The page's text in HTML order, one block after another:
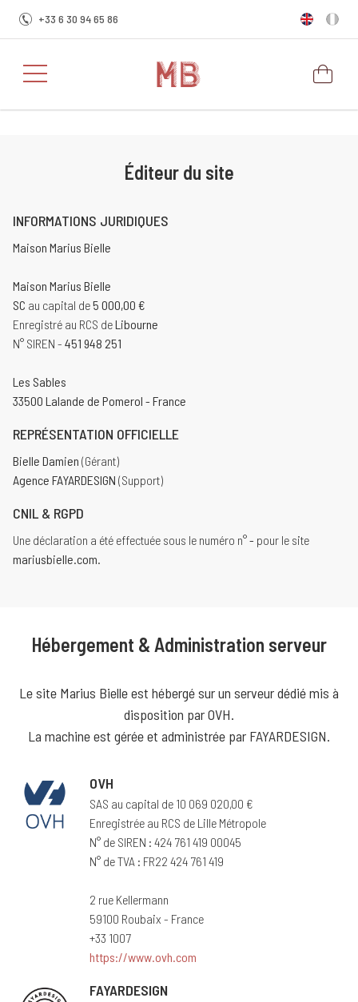
+33 6 30 94 65 86
Éditeur du site
INFORMATIONS JURIDIQUES
Maison Marius Bielle
Maison Marius Bielle
SC au capital de5 000,00 €
Enregistré au RCS deLibourne
N° SIREN - 451 948 251
Les Sables
33500 Lalande de Pomerol - France
REPRÉSENTATION OFFICIELLE
Bielle Damien (Gérant)
Agence FAYARDESIGN (Support)
CNIL & RGPD
Une déclaration a été effectuée sous le numéro n°- pour le site
mariusbielle.com.
Hébergement & Administration serveur
Le site Marius Bielleest hébergé sur un serveur dédié mis à
disposition parOVH.
La machine est gérée et administrée par FAYARDESIGN.
OVH
SAS au capital de 10 069 020,00 €
Enregistrée au RCS de Lille Métropole
N° de SIREN : 424 761 419 00045
N° de TVA : FR22 424 761 419
2 rue Kellermann
59100 Roubaix - France
+33 1007
https://www.ovh.com
FAYARDESIGN